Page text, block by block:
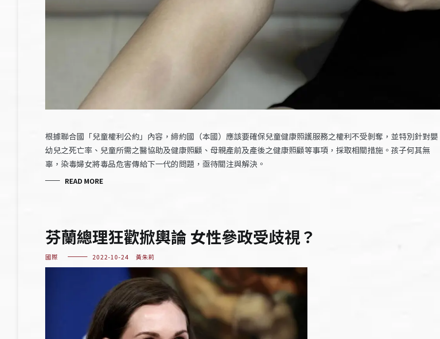
根據聯合國「兒童權利公約」內容，締約國（本國）應該要確保兒童健康照護服務之權利不受剝奪，並特別針對嬰
幼兒之死亡率、兒童所需之醫協助及健康照顧、母親產前及產後之健康照顧等事項，採取相關措施。孩子何其無
辜，染毒婦女將毒品危害傳給下一代的問題，亟待關注與解決。
READ MORE
芬蘭總理狂歡掀輿論 女性參政受歧視？
國際 2022-10-24 黃朱莉